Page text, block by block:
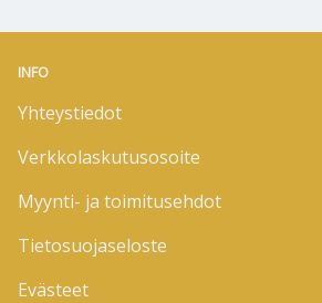
INFO
Yhteystiedot
Verkkolaskutusosoite
Myynti- ja toimitusehdot
Tietosuojaseloste
Evästeet